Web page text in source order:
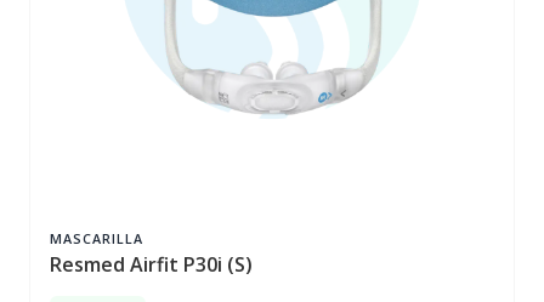
MASCARILLA
Resmed Airfit P30i (S)